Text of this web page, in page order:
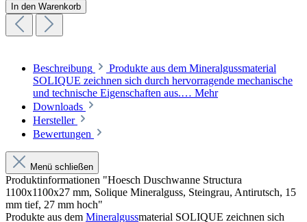
In den Warenkorb
Beschreibung
Produkte aus dem Mineralgussmaterial
SOLIQUE zeichnen sich durch hervorragende mechanische
und technische Eigenschaften aus.… Mehr
Downloads
Hersteller
Bewertungen
Menü schließen
Produktinformationen "Hoesch Duschwanne Structura
1100x1100x27 mm, Solique Mineralguss, Steingrau, Antirutsch, 15
mm tief, 27 mm hoch"
Produkte aus dem Mineralgussmaterial SOLIQUE zeichnen sich